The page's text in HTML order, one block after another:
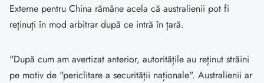
Externe pentru China rămâne acela că australienii pot fi
reținuți în mod arbitrar după ce intră în țară.
"După cum am avertizat anterior, autoritățile au reținut străini
pe motiv de "periclitare a securității naționale". Australienii ar